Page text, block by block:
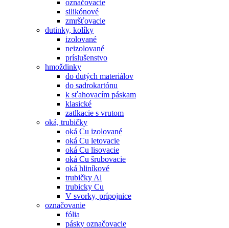
označovacie
silikónové
zmršťovacie
dutinky, kolíky
izolované
neizolované
príslušenstvo
hmoždinky
do dutých materiálov
do sadrokartónu
k sťahovacím páskam
klasické
zatlkacie s vrutom
oká, trubičky
oká Cu izolované
oká Cu letovacie
oká Cu lisovacie
oká Cu šrubovacie
oká hliníkové
trubičky Al
trubicky Cu
V svorky, prípojnice
označovanie
fólia
pásky označovacie